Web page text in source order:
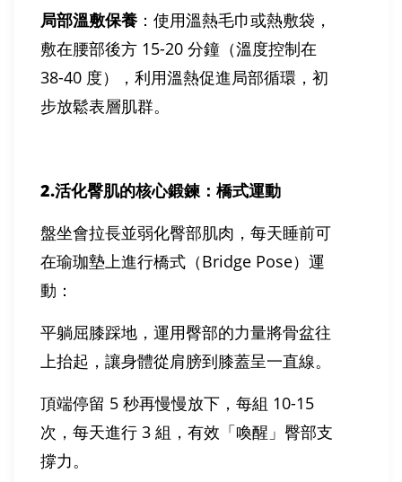
局部溫敷保養：使用溫熱毛巾或熱敷袋，
敷在腰部後方 15-20 分鐘（溫度控制在
38-40 度），利用溫熱促進局部循環，初
步放鬆表層肌群。
2.活化臀肌的核心鍛鍊：橋式運動
盤坐會拉長並弱化臀部肌肉，每天睡前可
在瑜珈墊上進行橋式（Bridge Pose）運
動：
平躺屈膝踩地，運用臀部的力量將骨盆往
上抬起，讓身體從肩膀到膝蓋呈一直線。
頂端停留 5 秒再慢慢放下，每組 10-15
次，每天進行 3 組，有效「喚醒」臀部支
撐力。